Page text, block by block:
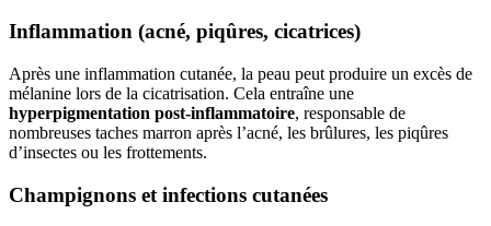
Inflammation (acné, piqûres, cicatrices)
Après une inflammation cutanée, la peau peut produire un excès de
mélanine lors de la cicatrisation. Cela entraîne une
hyperpigmentation post-inflammatoire, responsable de
nombreuses taches marron après l’acné, les brûlures, les piqûres
d’insectes ou les frottements.
Champignons et infections cutanées